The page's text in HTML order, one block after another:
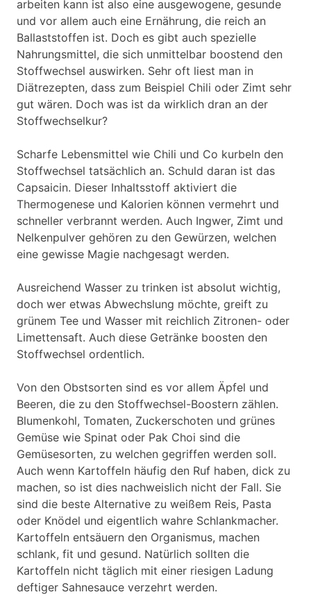
arbeiten kann ist also eine ausgewogene, gesunde
und vor allem auch eine Ernährung, die reich an
Ballaststoffen ist. Doch es gibt auch spezielle
Nahrungsmittel, die sich unmittelbar boostend den
Stoffwechsel auswirken. Sehr oft liest man in
Diätrezepten, dass zum Beispiel Chili oder Zimt sehr
gut wären. Doch was ist da wirklich dran an der
Stoffwechselkur?
Scharfe Lebensmittel wie Chili und Co kurbeln den
Stoffwechsel tatsächlich an. Schuld daran ist das
Capsaicin. Dieser Inhaltsstoff aktiviert die
Thermogenese und Kalorien können vermehrt und
schneller verbrannt werden. Auch Ingwer, Zimt und
Nelkenpulver gehören zu den Gewürzen, welchen
eine gewisse Magie nachgesagt werden.
Ausreichend Wasser zu trinken ist absolut wichtig,
doch wer etwas Abwechslung möchte, greift zu
grünem Tee und Wasser mit reichlich Zitronen- oder
Limettensaft. Auch diese Getränke boosten den
Stoffwechsel ordentlich.
Von den Obstsorten sind es vor allem Äpfel und
Beeren, die zu den Stoffwechsel-Boostern zählen.
Blumenkohl, Tomaten, Zuckerschoten und grünes
Gemüse wie Spinat oder Pak Choi sind die
Gemüsesorten, zu welchen gegriffen werden soll.
Auch wenn Kartoffeln häufig den Ruf haben, dick zu
machen, so ist dies nachweislich nicht der Fall. Sie
sind die beste Alternative zu weißem Reis, Pasta
oder Knödel und eigentlich wahre Schlankmacher.
Kartoffeln entsäuern den Organismus, machen
schlank, fit und gesund. Natürlich sollten die
Kartoffeln nicht täglich mit einer riesigen Ladung
deftiger Sahnesauce verzehrt werden.